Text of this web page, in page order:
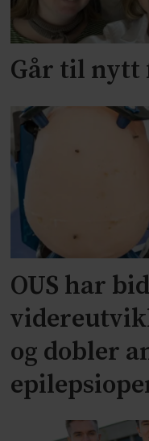
Går til nytt
OUS har
og dobler